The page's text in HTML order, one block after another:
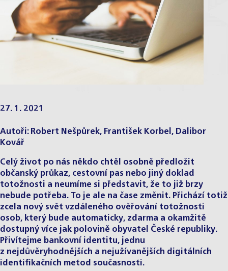
27. 1. 2021
Autoři: Robert Nešpůrek, František Korbel , Dalibor
Kovář
Celý život po nás někdo chtěl osobně předložit
občanský průkaz, cestovní pas nebo jiný doklad
totožnosti a neumíme si představit, že to již brzy
nebude potřeba. To je ale na čase změnit. Přichází totiž
zcela nový svět vzdáleného ověřování totožnosti
osob, který bude automaticky, zdarma a okamžitě
dostupný více jak polovině obyvatel České republiky.
Přivítejme bankovní identitu, jednu
z nejdůvěryhodnějších a nejužívanějších digitálních
identifikačních metod současnosti.